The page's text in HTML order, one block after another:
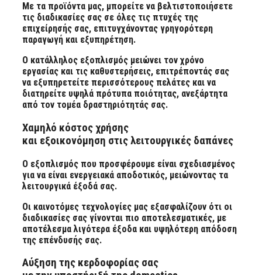
Με τα προϊόντα μας, μπορείτε να βελτιστοποιήσετε
τις διαδικασίες σας σε όλες τις πτυχές της
επιχείρησής σας, επιτυγχάνοντας γρηγορότερη
παραγωγή και εξυπηρέτηση.
Ο κατάλληλος εξοπλισμός μειώνει τον χρόνο
εργασίας και τις καθυστερήσεις, επιτρέποντάς σας
να εξυπηρετείτε περισσότερους πελάτες και να
διατηρείτε υψηλά πρότυπα ποιότητας, ανεξάρτητα
από τον τομέα δραστηριότητάς σας.
Xαμηλό κόστος χρήσης
και εξοικονόμηση στις λειτουργικές δαπάνες
Ο εξοπλισμός που προσφέρουμε είναι σχεδιασμένος
για να είναι ενεργειακά αποδοτικός, μειώνοντας τα
λειτουργικά έξοδά σας.
Οι καινοτόμες τεχνολογίες μας εξασφαλίζουν ότι οι
διαδικασίες σας γίνονται πιο αποτελεσματικές, με
αποτέλεσμα λιγότερα έξοδα και υψηλότερη απόδοση
της επένδυσής σας.
Αύξηση της κερδοφορίας σας